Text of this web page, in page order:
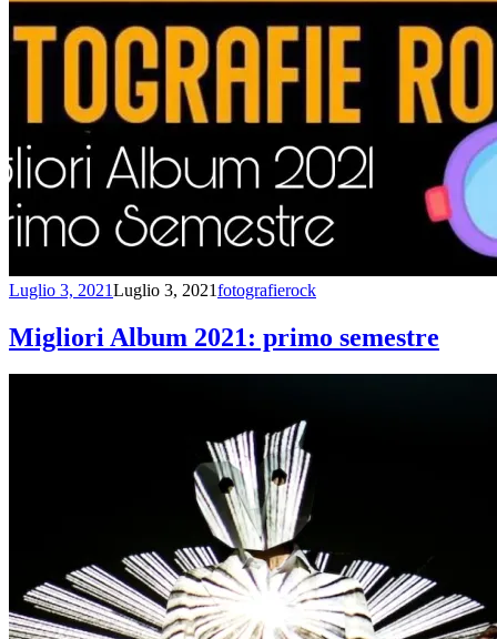
Luglio 3, 2021Luglio 3, 2021fotografierock
Migliori Album 2021: primo semestre